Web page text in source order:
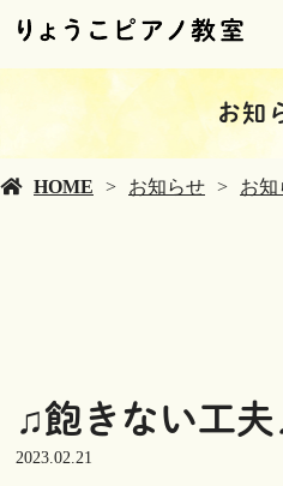
お知
HOME お知らせ お知
♫飽きない工
2023.02.21